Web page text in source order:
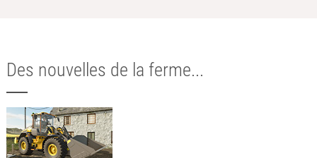
Des nouvelles de la ferme...